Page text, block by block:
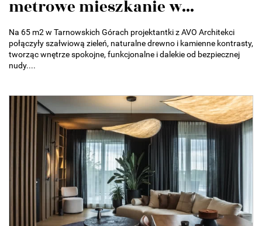
metrowe mieszkanie w...
Na 65 m2 w Tarnowskich Górach projektantki z AVO Architekci
połączyły szałwiową zieleń, naturalne drewno i kamienne kontrasty,
tworząc wnętrze spokojne, funkcjonalne i dalekie od bezpiecznej
nudy....